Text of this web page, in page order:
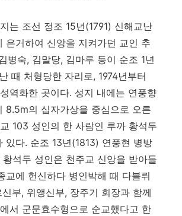
는 조선 정조 15년(1791) 신해교난
은거하여 신앙을 지켜가던 교인 추
병숙, 김말당, 김마루 등이 순조 1년
때 처형당한 자리로, 1974년부터
역화한 곳이다. 성지 내에는 연풍향
8.5m의 십자가상을 중심으로 오른
103 성인의 한 사람인 루까 황석두
있다. 순조 13년(1813) 연풍현 병방
석두 성인은 천주교 신앙을 받아들
교에 헌신하다 병인박해 때 다블뤼
부, 위앵신부, 장주기 회장과 함께
서 군문효수형으로 순교했다고 한